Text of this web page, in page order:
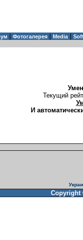
Фотогалерея Media|
Текущий
И
Copyright